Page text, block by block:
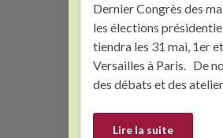
Dernier Congrès des
les élections
tiendra les 31 mai, 1er
Versailles à Paris. De
des débats et des
Lire la suite